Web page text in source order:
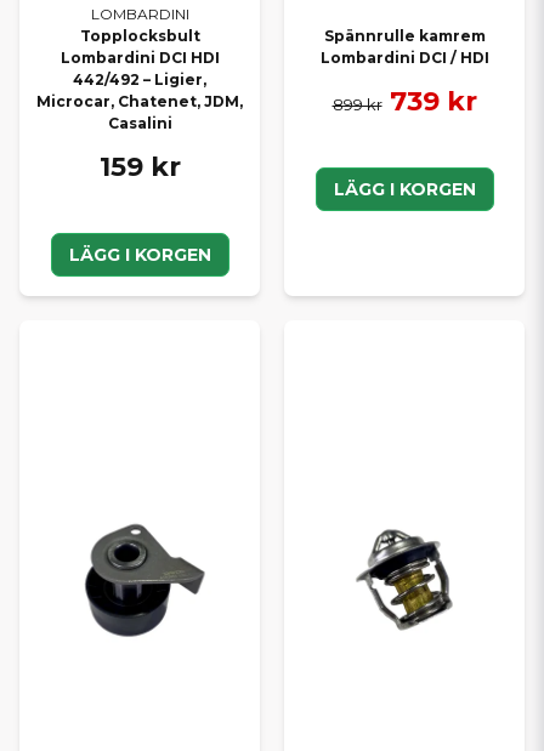
LOMBARDINI
Topplocksbult
Lombardini DCI HDI
442/492 – Ligier,
Microcar, Chatenet, JDM,
Casalini
159 kr
LÄGG I KORGEN
Spännrulle kamrem
Lombardini DCI / HDI
899 kr 739 kr
LÄGG I KORGEN